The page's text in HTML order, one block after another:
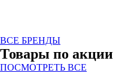
ВСЕ БРЕНДЫ
Товары по акции
ПОСМОТРЕТЬ ВСЕ